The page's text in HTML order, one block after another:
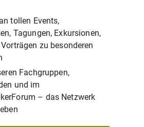
tollen Events,
Tagungen, Exkursionen,
zu besonderen
Fachgruppen,
und im
– das Netzwerk